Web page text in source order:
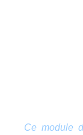
Ce module